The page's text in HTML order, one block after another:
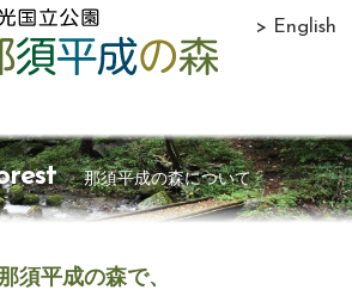
> English
那須平成の森について
須平成の森で、